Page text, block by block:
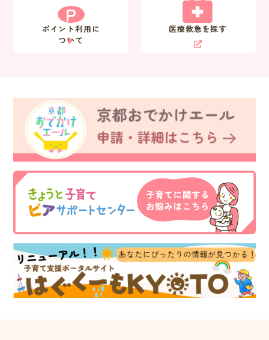
P
ポイント利用に
ついて
医療救急を探す